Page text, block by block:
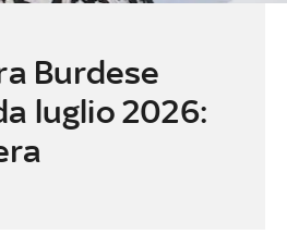
Burdese
luglio 2026: